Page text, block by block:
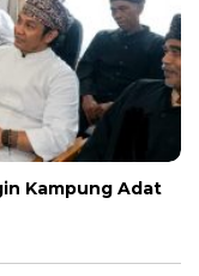
Kampung Adat